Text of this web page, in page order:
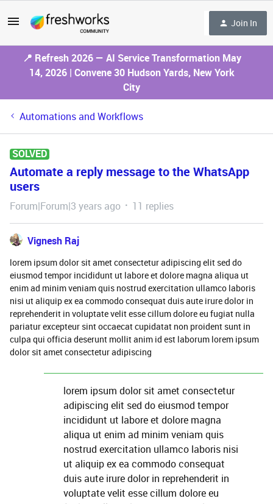
Join In
📍 Refresh 2026 — AI Service Transformation May
14, 2026 | Convene 30 Hudson Yards, New York
City
Automations and Workflows
SOLVED
Automate a reply message to the WhatsApp
users
Forum|Forum|3 years ago 11 replies
Vignesh Raj
lorem ipsum dolor sit amet consectetur adipiscing elit sed do
eiusmod tempor incididunt ut labore et dolore magna aliqua ut
enim ad minim veniam quis nostrud exercitation ullamco laboris
nisi ut aliquip ex ea commodo consequat duis aute irure dolor in
reprehenderit in voluptate velit esse cillum dolore eu fugiat nulla
pariatur excepteur sint occaecat cupidatat non proident sunt in
culpa qui officia deserunt mollit anim id est laborum lorem ipsum
dolor sit amet consectetur adipiscing
lorem ipsum dolor sit amet consectetur
adipiscing elit sed do eiusmod tempor
incididunt ut labore et dolore magna
aliqua ut enim ad minim veniam quis
nostrud exercitation ullamco laboris nisi
ut aliquip ex ea commodo consequat
duis aute irure dolor in reprehenderit in
voluptate velit esse cillum dolore eu